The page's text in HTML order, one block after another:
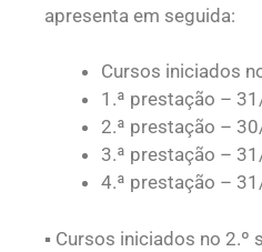
apresenta em seguida:
Cursos iniciados
1.ª prestação –
2.ª prestação –
3.ª prestação –
4.ª prestação –
▪ Cursos iniciados no 2.º